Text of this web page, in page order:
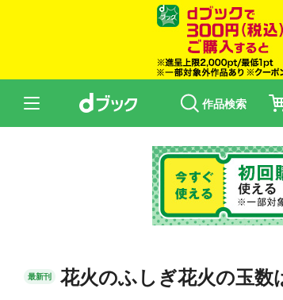
作品検索
最新刊 花火のふしぎ花火の玉数